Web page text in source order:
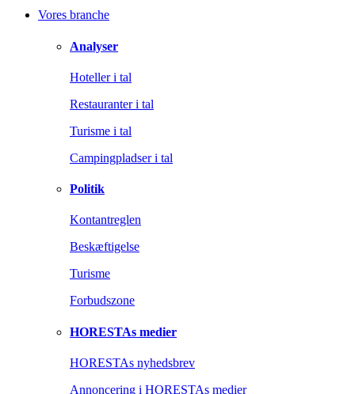
Vores branche
Analyser
Hoteller i tal
Restauranter i tal
Turisme i tal
Campingpladser i tal
Politik
Kontantreglen
Beskæftigelse
Turisme
Forbudszone
HORESTAs medier
HORESTAs nyhedsbrev
Annoncering i HORESTAs medier